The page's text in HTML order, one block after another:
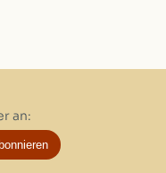
an: